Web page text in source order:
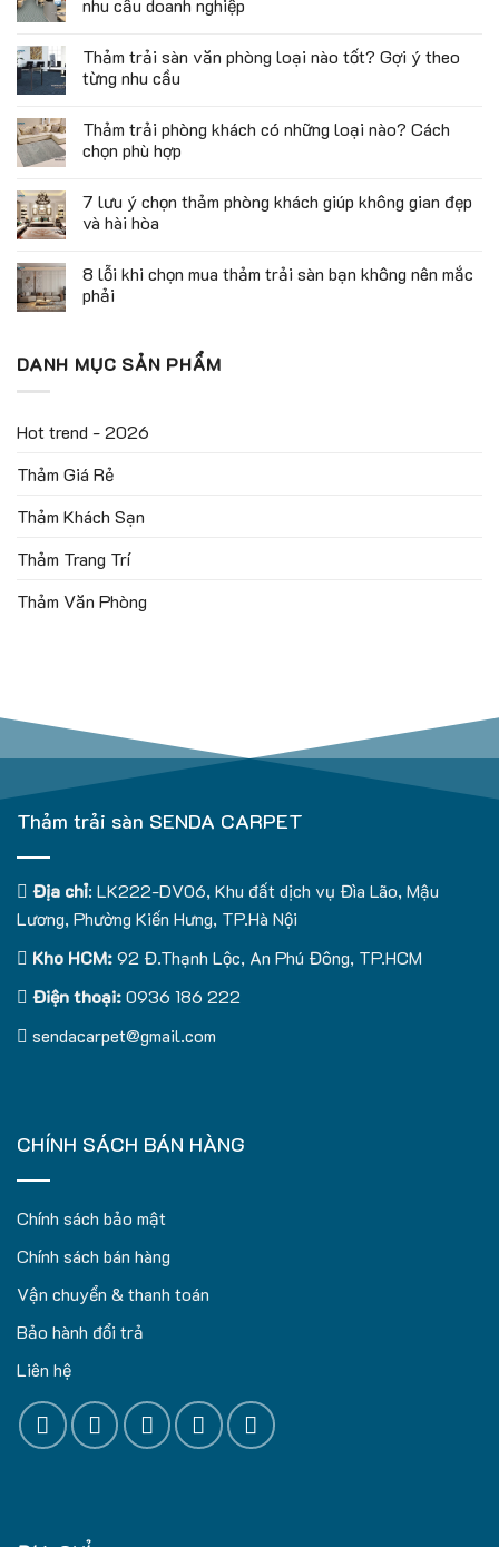
nhu cầu doanh nghiệp
Thảm trải sàn văn phòng loại nào tốt? Gợi ý theo
từng nhu cầu
Thảm trải phòng khách có những loại nào? Cách
chọn phù hợp
7 lưu ý chọn thảm phòng khách giúp không gian đẹp
và hài hòa
8 lỗi khi chọn mua thảm trải sàn bạn không nên mắc
phải
DANH MỤC SẢN PHẨM
Hot trend - 2026
Thảm Giá Rẻ
Thảm Khách Sạn
Thảm Trang Trí
Thảm Văn Phòng
Thảm trải sàn SENDA CARPET
Địa chỉ: LK222-DV06, Khu đất dịch vụ Đìa Lão, Mậu
Lương, Phường Kiến Hưng, TP.Hà Nội
Kho HCM:92 Đ.Thạnh Lộc, An Phú Đông, TP.HCM
Điện thoại:0936 186 222
sendacarpet@gmail.com
CHÍNH SÁCH BÁN HÀNG
Chính sách bảo mật
Chính sách bán hàng
Vận chuyển & thanh toán
Bảo hành đổi trả
Liên hệ